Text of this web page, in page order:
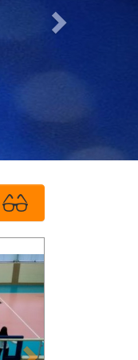
Next